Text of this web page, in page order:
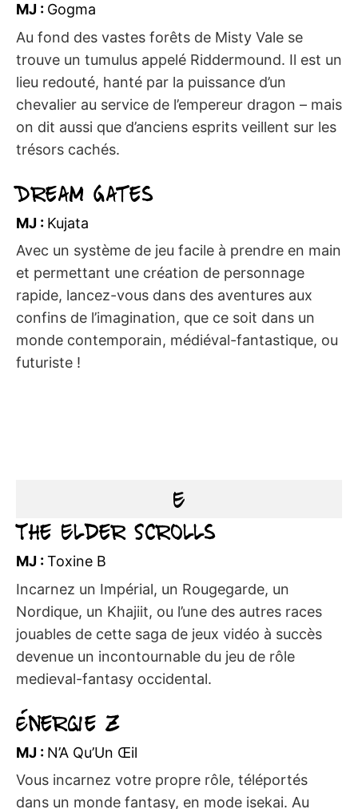
MJ : Gogma
Au fond des vastes forêts de Misty Vale se
trouve un tumulus appelé Riddermound. Il est un
lieu redouté, hanté par la puissance d’un
chevalier au service de l’empereur dragon – mais
on dit aussi que d’anciens esprits veillent sur les
trésors cachés.
Dream Gates
MJ : Kujata
Avec un système de jeu facile à prendre en main
et permettant une création de personnage
rapide, lancez-vous dans des aventures aux
confins de l’imagination, que ce soit dans un
monde contemporain, médiéval-fantastique, ou
futuriste !
E
The Elder Scrolls
MJ :Toxine B
Incarnez un Impérial, un Rougegarde, un
Nordique, un Khajiit, ou l’une des autres races
jouables de cette saga de jeux vidéo à succès
devenue un incontournable du jeu de rôle
medieval-fantasy occidental.
Énergie Z
MJ : N’A Qu’Un Œil
Vous incarnez votre propre rôle, téléportés
dans un monde fantasy, en mode isekai. Au